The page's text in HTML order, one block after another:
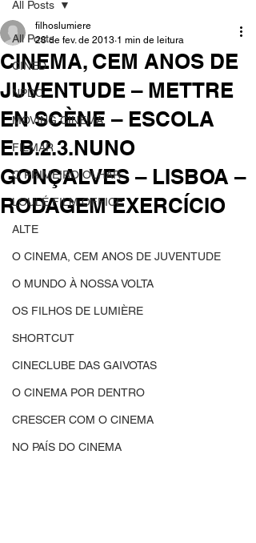
All Posts
CINED
NPDC
MOVING CINEMA
FILMAR
O PRIMEIRO OLHAR
LOULÉ FILM OFFICE
ALTE
O CINEMA, CEM ANOS DE JUVENTUDE
O MUNDO À NOSSA VOLTA
OS FILHOS DE LUMIÈRE
SHORTCUT
CINECLUBE DAS GAIVOTAS
O CINEMA POR DENTRO
CRESCER COM O CINEMA
NO PAÍS DO CINEMA
All Posts
CINEMA, CEM ANOS DE
JUVENTUDE – METTRE
EN SCÈNE – ESCOLA
E.B.2.3.NUNO
GONÇALVES – LISBOA –
RODAGEM EXERCÍCIO
filhoslumiere
28 de fev. de 2013 1 min de leitura